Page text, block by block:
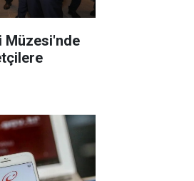
Müzesi'nde